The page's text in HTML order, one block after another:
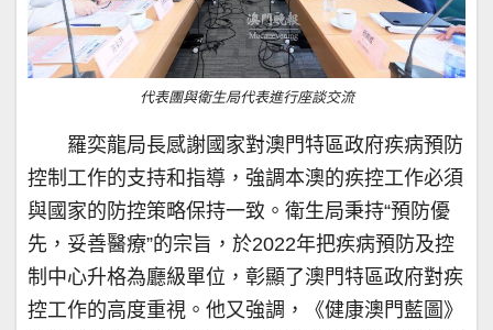
代表團與衛生局代表進行座談交流
羅奕龍局長感謝國家對澳門特區政府疾病預防
控制工作的支持和指導，強調本澳的疾控工作必須
與國家的防控策略保持一致。衛生局秉持“預防優
先，妥善醫療”的宗旨，於2022年把疾病預防及控
制中心升格為廳級單位，彰顯了澳門特區政府對疾
控工作的高度重視。他又強調，《健康澳門藍圖》